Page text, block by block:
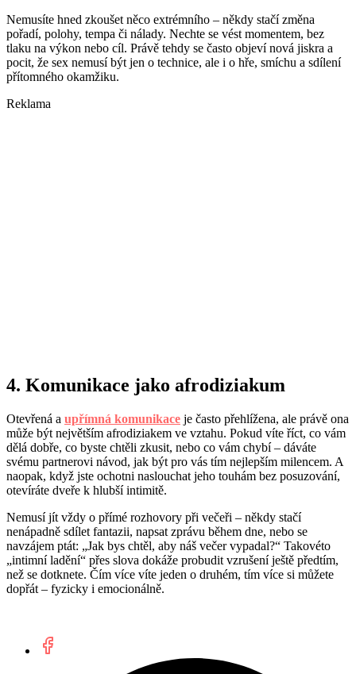
Nemusíte hned zkoušet něco extrémního – někdy stačí změna
pořadí, polohy, tempa či nálady. Nechte se vést momentem, bez
tlaku na výkon nebo cíl. Právě tehdy se často objeví nová jiskra a
pocit, že sex nemusí být jen o technice, ale i o hře, smíchu a sdílení
přítomného okamžiku.
Reklama
4. Komunikace jako afrodiziakum
Otevřená a upřímná komunikace je často přehlížena, ale právě ona
může být největším afrodiziakem ve vztahu. Pokud víte říct, co vám
dělá dobře, co byste chtěli zkusit, nebo co vám chybí – dáváte
svému partnerovi návod, jak být pro vás tím nejlepším milencem. A
naopak, když jste ochotni naslouchat jeho touhám bez posuzování,
otevíráte dveře k hlubší intimitě.
Nemusí jít vždy o přímé rozhovory při večeři – někdy stačí
nenápadně sdílet fantazii, napsat zprávu během dne, nebo se
navzájem ptát: „Jak bys chtěl, aby náš večer vypadal?“ Takovéto
„intimní ladění“ přes slova dokáže probudit vzrušení ještě předtím,
než se dotknete. Čím více víte jeden o druhém, tím více si můžete
dopřát – fyzicky i emocionálně.